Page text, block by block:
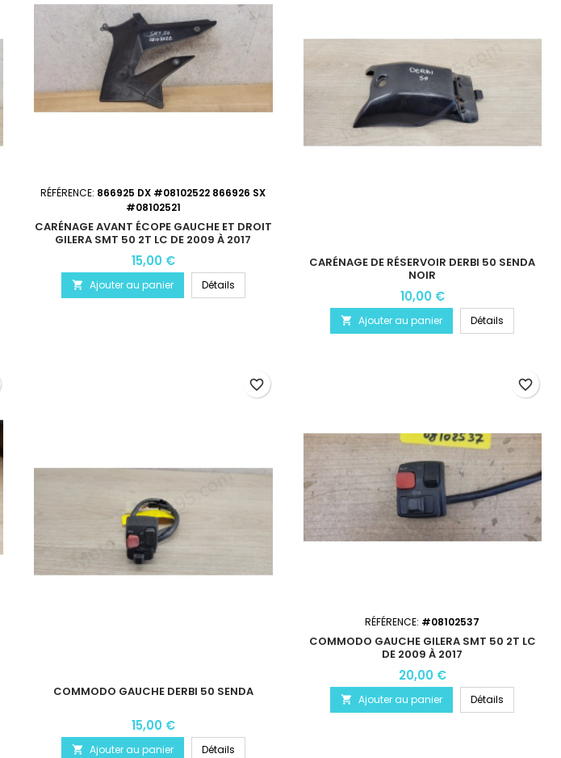
RÉFÉRENCE: 866925 DX #08102522 866926 SX
#08102521
CARÉNAGE AVANT ÉCOPE GAUCHE ET DROIT
GILERA SMT 50 2T LC DE 2009 À 2017
15,00 €
 Ajouter au panier Détails
CARÉNAGE DE RÉSERVOIR DERBI 50 SENDA
NOIR
10,00 €
 Ajouter au panier Détails
COMMODO GAUCHE DERBI 50 SENDA
15,00 €
 Ajouter au panier Détails
favorite_border
RÉFÉRENCE: #08102537
COMMODO GAUCHE GILERA SMT 50 2T LC
DE 2009 À 2017
20,00 €
 Ajouter au panier Détails
favorite_border